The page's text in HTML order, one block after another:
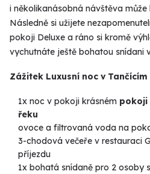
i několikanásobná návštěva
Následně si užijete
pokoji Deluxe a ráno si kromě
vychutnáte ještě bohatou snídani
Zážitek Luxusní noc v
1x noc v pokoji krásném pokoji
řeku
ovoce a filtrovaná voda na
3-chodová večeře v restauraci
příjezdu
1x bohatá snídaně pro 2 osoby